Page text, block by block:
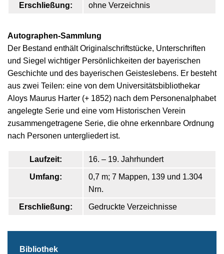
Erschließung: ohne Verzeichnis
Autographen-Sammlung
Der Bestand enthält Originalschriftstücke, Unterschriften
und Siegel wichtiger Persönlichkeiten der bayerischen
Geschichte und des bayerischen Geisteslebens. Er besteht
aus zwei Teilen: eine von dem Universitätsbibliothekar
Aloys Maurus Harter (+ 1852) nach dem Personenalphabet
angelegte Serie und eine vom Historischen Verein
zusammengetragene Serie, die ohne erkennbare Ordnung
nach Personen untergliedert ist.
Laufzeit: 16. – 19. Jahrhundert
Umfang:
0,7 m; 7 Mappen, 139 und 1.304
Nrn.
Erschließung: Gedruckte Verzeichnisse
Bibliothek